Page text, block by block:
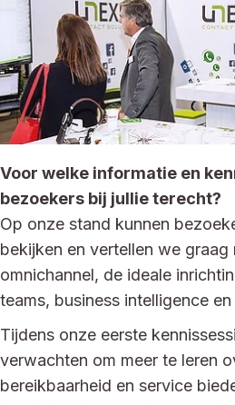
Voor welke informatie en
bezoekers bij jullie terecht?
Op onze stand kunnen
bekijken en vertellen we graag
omnichannel, de ideale
teams, business intelligence
Tijdens onze eerste
verwachten om meer te leren
bereikbaarheid en service